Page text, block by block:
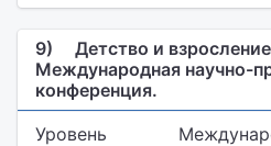
9)
Детство и
Международная научно-
конференция.
Уровень